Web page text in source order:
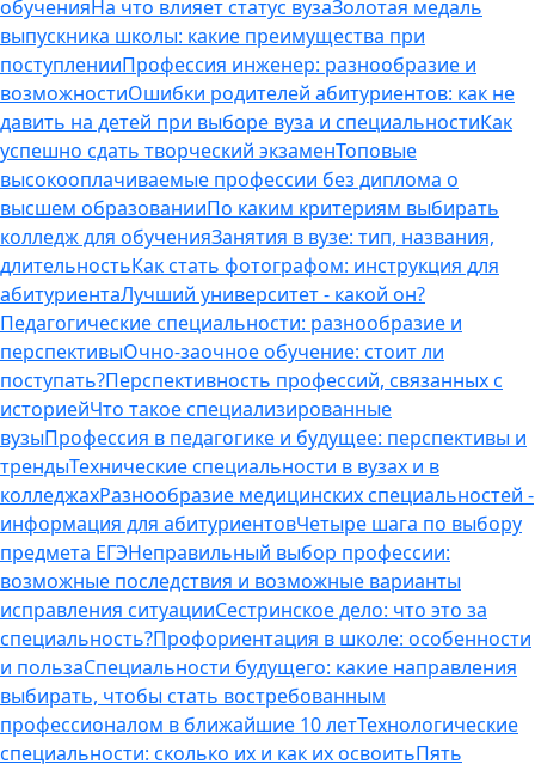
обученияНа что влияет статус вузаЗолотая медаль
выпускника школы: какие преимущества при
поступленииПрофессия инженер: разнообразие и
возможностиОшибки родителей абитуриентов: как не
давить на детей при выборе вуза и специальностиКак
успешно сдать творческий экзаменТоповые
высокооплачиваемые профессии без диплома о
высшем образованииПо каким критериям выбирать
колледж для обученияЗанятия в вузе: тип, названия,
длительностьКак стать фотографом: инструкция для
абитуриентаЛучший университет - какой он?
Педагогические специальности: разнообразие и
перспективыОчно-заочное обучение: стоит ли
поступать?Перспективность профессий, связанных с
историейЧто такое специализированные
вузыПрофессия в педагогике и будущее: перспективы и
трендыТехнические специальности в вузах и в
колледжахРазнообразие медицинских специальностей -
информация для абитуриентовЧетыре шага по выбору
предмета ЕГЭНеправильный выбор профессии:
возможные последствия и возможные варианты
исправления ситуацииСестринское дело: что это за
специальность?Профориентация в школе: особенности
и пользаСпециальности будущего: какие направления
выбирать, чтобы стать востребованным
профессионалом в ближайшие 10 летТехнологические
специальности: сколько их и как их освоитьПять